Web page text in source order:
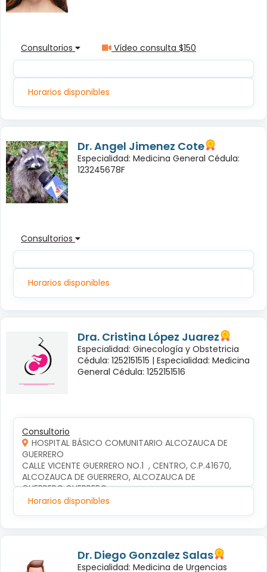
Consultorios Vídeo consulta $150
Horarios disponibles
Dr. Angel Jimenez Cote
Especialidad: Medicina General Cédula:
123245678F
Consultorios
Horarios disponibles
Dra. Cristina López Juarez
Especialidad: Ginecología y Obstetricia
Cédula: 1252151515 | Especialidad: Medicina
General Cédula: 1252151516
Consultorio
HOSPITAL BÁSICO COMUNITARIO ALCOZAUCA DE
GUERRERO
CALLE VICENTE GUERRERO NO.1  , CENTRO, C.P.41670,
ALCOZAUCA DE GUERRERO, ALCOZAUCA DE
GUERRERO,GUERRERO
Horarios disponibles
Dr. Diego Gonzalez Salas
Especialidad: Medicina de Urgencias